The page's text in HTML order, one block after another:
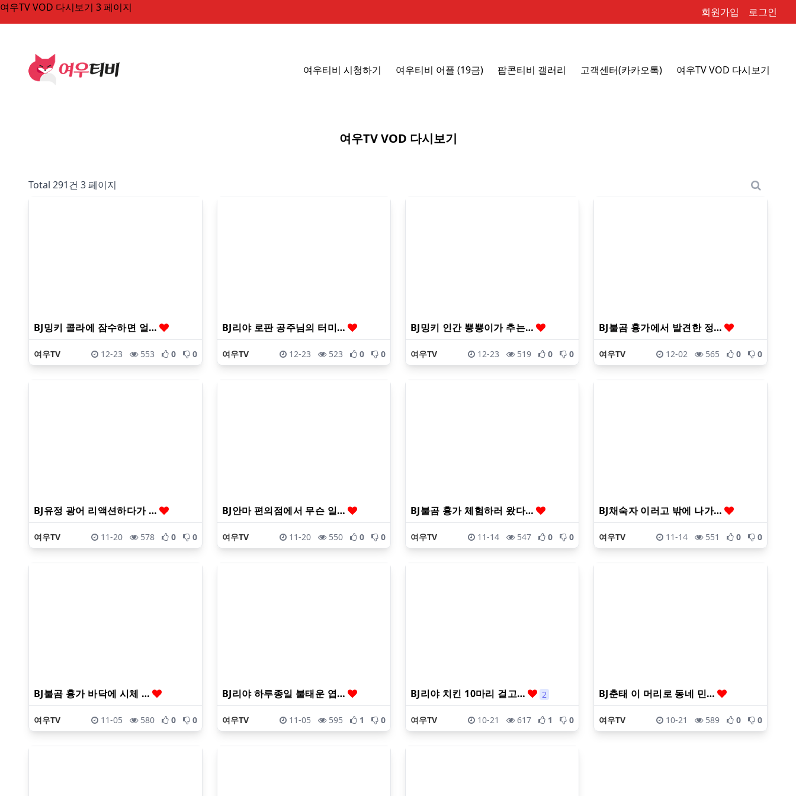
여우TV VOD 다시보기 3 페이지 회원가입 로그인
여우티비 시청하기 여우티비 어플 (19금) 팝콘티비 갤러리 고객센터(카카오톡) 여우TV VOD 다시보기
여우TV VOD 다시보기
Total 291건 3 페이지
BJ밍키 콜라에 잠수하면 얼…
여우TV 12-23 553 0 0
BJ리야 로판 공주님의 터미…
여우TV 12-23 523 0 0
BJ밍키 인간 뿡뿡이가 추는…
여우TV 12-23 519 0 0
BJ불곰 흉가에서 발견한 정…
여우TV 12-02 565 0 0
BJ유정 광어 리액션하다가 …
여우TV 11-20 578 0 0
BJ안마 편의점에서 무슨 일…
여우TV 11-20 550 0 0
BJ불곰 흉가 체험하러 왔다…
여우TV 11-14 547 0 0
BJ채숙자 이러고 밖에 나가…
여우TV 11-14 551 0 0
BJ불곰 흉가 바닥에 시체 …
여우TV 11-05 580 0 0
BJ리야 하루종일 불태운 엽…
여우TV 11-05 595 1 0
BJ리야 치킨 10마리 걸고… 2
여우TV 10-21 617 1 0
BJ춘태 이 머리로 동네 민…
여우TV 10-21 589 0 0